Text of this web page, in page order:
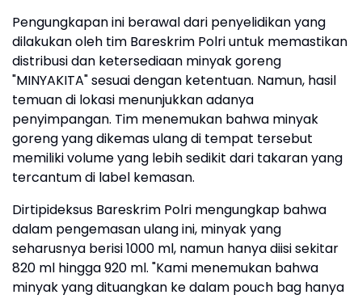
Pengungkapan ini berawal dari penyelidikan yang
dilakukan oleh tim Bareskrim Polri untuk memastikan
distribusi dan ketersediaan minyak goreng
"MINYAKITA" sesuai dengan ketentuan. Namun, hasil
temuan di lokasi menunjukkan adanya
penyimpangan. Tim menemukan bahwa minyak
goreng yang dikemas ulang di tempat tersebut
memiliki volume yang lebih sedikit dari takaran yang
tercantum di label kemasan.
Dirtipideksus Bareskrim Polri mengungkap bahwa
dalam pengemasan ulang ini, minyak yang
seharusnya berisi 1000 ml, namun hanya diisi sekitar
820 ml hingga 920 ml. "Kami menemukan bahwa
minyak yang dituangkan ke dalam pouch bag hanya